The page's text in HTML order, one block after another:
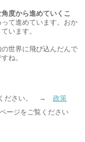
度から進めていくこ
て進めています。おか
います。
世界に飛び込んだんで
ね。
ください。 →政策
ージをご覧ください